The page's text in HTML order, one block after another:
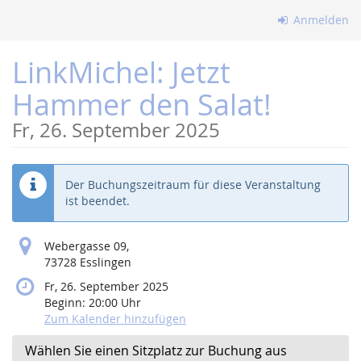
springen
Anmelden
LinkMichel: Jetzt
Hammer den Salat!
Fr, 26. September 2025
Der Buchungszeitraum für diese Veranstaltung
ist beendet.
Webergasse 09,
73728 Esslingen
Fr, 26. September 2025
Beginn: 20:00 Uhr
Zum Kalender hinzufügen
Wählen Sie einen Sitzplatz zur Buchung aus